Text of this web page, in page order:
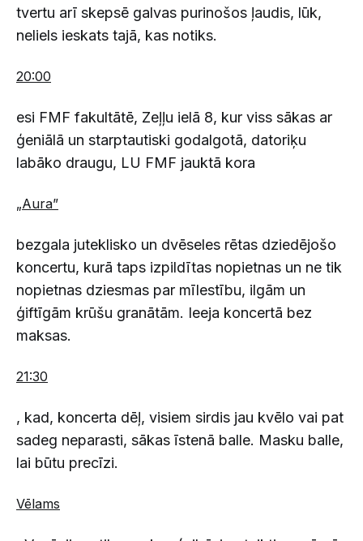
tvertu arī skepsē galvas purinošos ļaudis, lūk,
neliels ieskats tajā, kas notiks.
20:00
esi FMF fakultātē, Zeļļu ielā 8, kur viss sākas ar
ģeniālā un starptautiski godalgotā, datoriķu
labāko draugu, LU FMF jauktā kora
„Aura”
bezgala juteklisko un dvēseles rētas dziedējošo
koncertu, kurā taps izpildītas nopietnas un ne tik
nopietnas dziesmas par mīlestību, ilgām un
ģiftīgām krūšu granātām. Ieeja koncertā bez
maksas.
21:30
, kad, koncerta dēļ, visiem sirdis jau kvēlo vai pat
sadeg neparasti, sākas īstenā balle. Masku balle,
lai būtu precīzi.
Vēlams